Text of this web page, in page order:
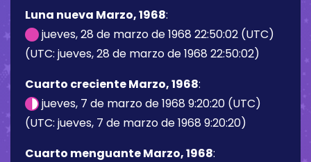
Luna nueva Marzo, 1968:
jueves, 28 de marzo de 1968 22:50:02 (UTC)
(UTC: jueves, 28 de marzo de 1968 22:50:02)
Cuarto creciente Marzo, 1968:
jueves, 7 de marzo de 1968 9:20:20 (UTC)
(UTC: jueves, 7 de marzo de 1968 9:20:20)
Cuarto menguante Marzo, 1968: